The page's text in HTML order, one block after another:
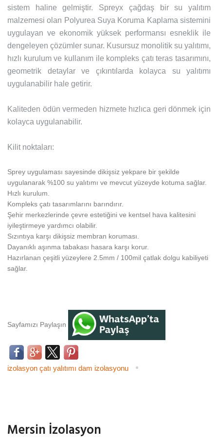
sistem haline gelmiştir. Spreyx çağdaş bir su yalıtım
malzemesi olan Polyurea Suya Koruma Kaplama sistemini
uygulayan ve ekonomik yüksek performansı esneklik ile
dengeleyen çözümler sunar. Kusursuz monolitik su yalıtımı,
hızlı kurulum ve kullanım ile kompleks çatı teras tasarımını,
geometrik detaylar ve çıkıntılarda kolayca su yalıtımı
uygulanabilir hale getirir.
Kaliteden ödün vermeden hizmete hızlıca geri dönmek için
kolayca uygulanabilir.
Kilit noktaları:
Sprey uygulaması sayesinde dikişsiz yekpare bir şekilde
uygulanarak %100 su yalıtımı ve mevcut yüzeyde kotuma sağlar.
Hızlı kurulum.
Kompleks çatı tasarımlarını barındırır.
Şehir merkezlerinde çevre estetiğini ve kentsel hava kalitesini
iyileştirmeye yardımcı olabilir.
Sızıntıya karşı dikişsiz membran koruması.
Dayanıklı aşınma tabakası hasara karşı korur.
Hazırlanan çeşitli yüzeylere 2.5mm / 100mil çatlak dolgu kabiliyeti
sağlar.
Sayfamızı Paylaşın
izolasyon çatı yalıtımı dam izolasyonu
Mersin İzolasyon